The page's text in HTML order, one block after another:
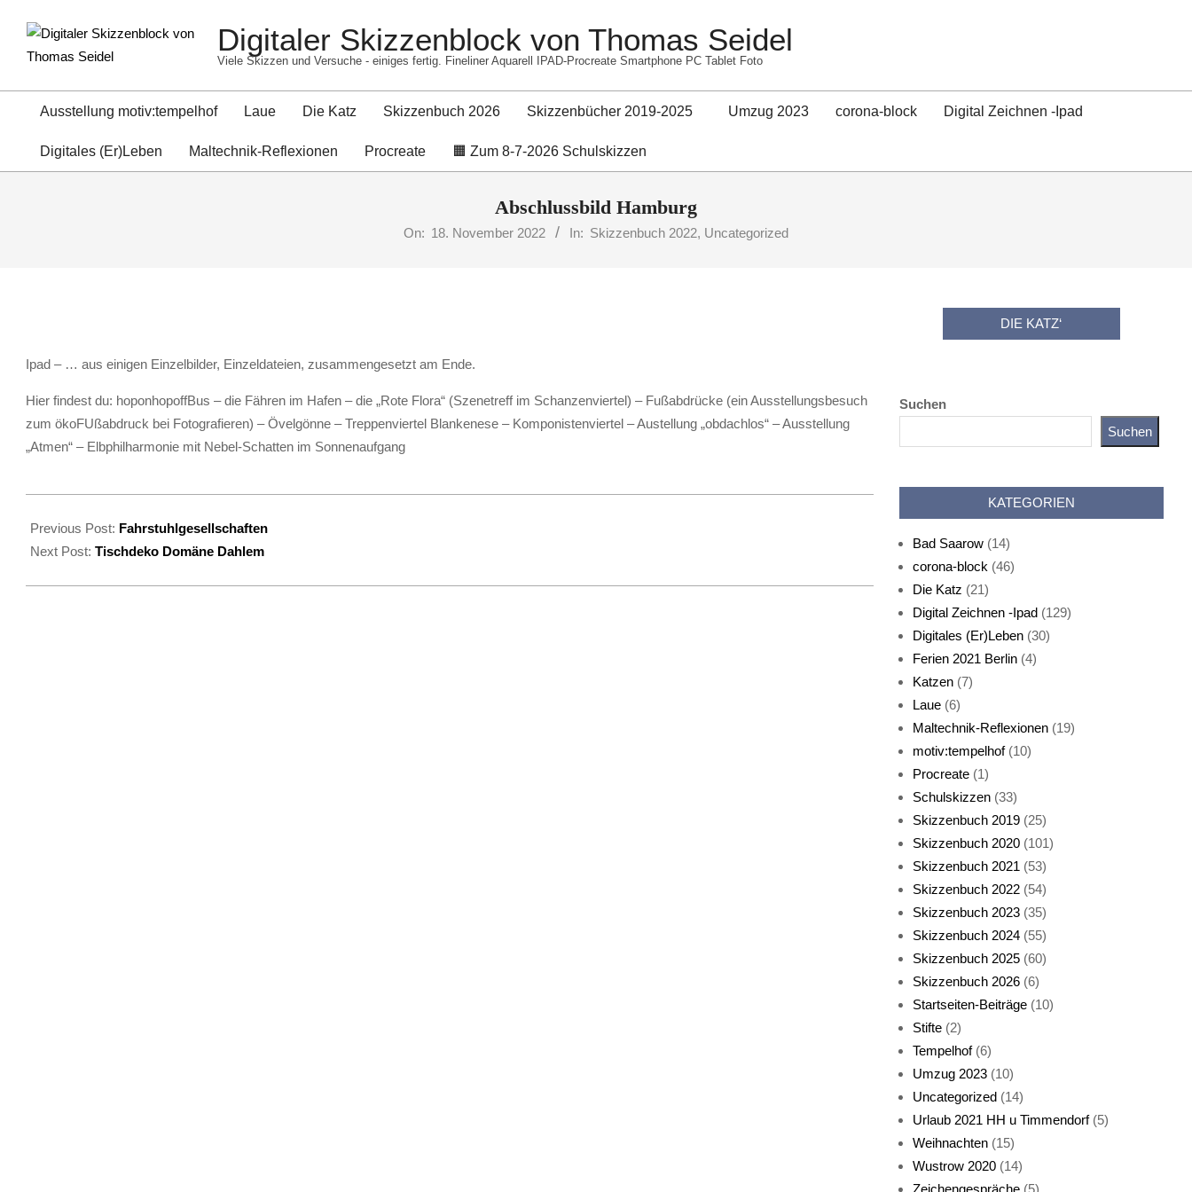
content
Digitaler Skizzenblock von Thomas Seidel
Viele Skizzen und Versuche - einiges fertig. Fineliner Aquarell IPAD-Procreate Smartphone PC Tablet Foto
Ausstellung motiv:tempelhof Laue Die Katz Skizzenbuch 2026 Skizzenbücher 2019-2025 Umzug 2023 corona-block Digital Zeichnen -Ipad
Digitales (Er)Leben Maltechnik-Reflexionen Procreate 🟧 Zum 8-7-2026 Schulskizzen
Abschlussbild Hamburg
On: 18. November 2022 In: Skizzenbuch 2022, Uncategorized
Ipad – … aus einigen Einzelbilder, Einzeldateien, zusammengesetzt am Ende.
Hier findest du: hoponhopoffBus – die Fähren im Hafen – die „Rote Flora“ (Szenetreff im Schanzenviertel) – Fußabdrücke (ein Ausstellungsbesuch
zum ökoFUßabdruck bei Fotografieren) – Övelgönne – Treppenviertel Blankenese – Komponistenviertel – Austellung „obdachlos“ – Ausstellung
„Atmen“ – Elbphilharmonie mit Nebel-Schatten im Sonnenaufgang
11-
18
Previous Post: Fahrstuhlgesellschaften
Next Post: Tischdeko Domäne Dahlem
DIE KATZ‘
Live-Cat
Katze sturmerprobt
KatzenFenster
Suchen
Suchen
KATEGORIEN
Bad Saarow(14)
corona-block (46)
Die Katz (21)
Digital Zeichnen -Ipad(129)
Digitales (Er)Leben(30)
Ferien 2021 Berlin(4)
Katzen(7)
Laue(6)
Maltechnik-Reflexionen(19)
motiv:tempelhof(10)
Procreate(1)
Schulskizzen(33)
Skizzenbuch 2019(25)
Skizzenbuch 2020(101)
Skizzenbuch 2021 (53)
Skizzenbuch 2022(54)
Skizzenbuch 2023(35)
Skizzenbuch 2024(55)
Skizzenbuch 2025(60)
Skizzenbuch 2026(6)
Startseiten-Beiträge(10)
Stifte(2)
Tempelhof(6)
Umzug 2023(10)
Uncategorized(14)
Urlaub 2021 HH u Timmendorf(5)
Weihnachten(15)
Wustrow 2020(14)
Zeichengespräche(5)